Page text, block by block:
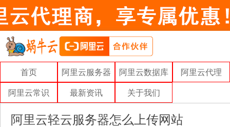
首页 阿里云服务器 阿里云数据库 阿里云代理
阿里云常识 最新资讯 关于我们
阿里云轻云服务器怎么上传网站